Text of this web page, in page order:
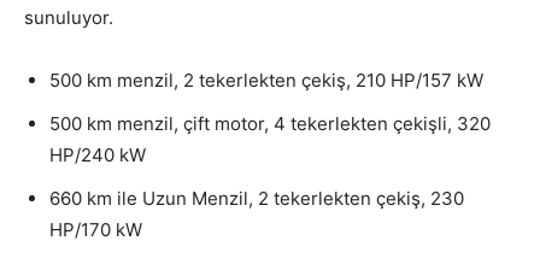
sunuluyor.
500 km menzil, 2 tekerlekten çekiş, 210 HP/157 kW
500 km menzil, çift motor, 4 tekerlekten çekişli, 320
HP/240 kW
660 km ile Uzun Menzil, 2 tekerlekten çekiş, 230
HP/170 kW